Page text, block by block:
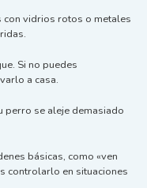
con vidrios rotos o metales
Si no puedes
a casa.
perro se aleje demasiado
básicas, como «ven
controlarlo en situaciones